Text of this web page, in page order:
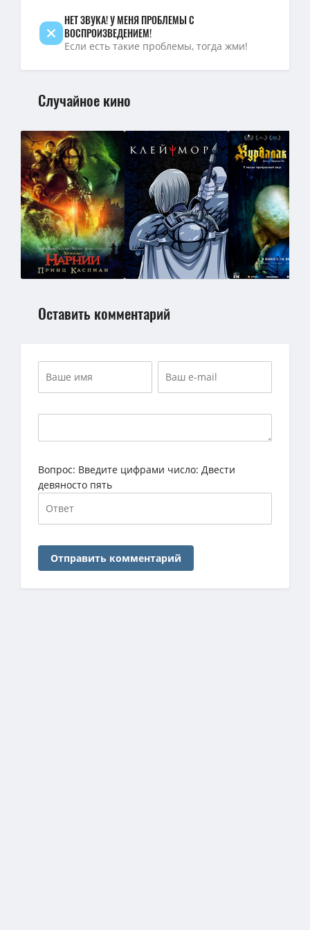
НЕТ ЗВУКА! У МЕНЯ ПРОБЛЕМЫ С
ВОСПРОИЗВЕДЕНИЕМ!
Если есть такие проблемы, тогда жми!
Случайное кино
Оставить комментарий
Вопрос: Введите цифрами число: Двести
девяносто пять
Отправить комментарий